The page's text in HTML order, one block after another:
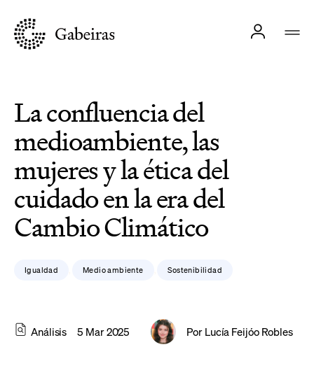
La confluencia del
medioambiente, las
mujeres y la ética del
cuidado en la era del
Cambio Climático
Igualdad Medio ambiente Sostenibilidad
Análisis 5 Mar 2025 Por Lucía Feijóo Robles